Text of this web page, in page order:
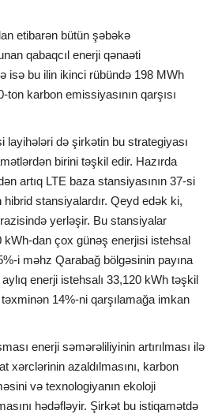
etibarən bütün şəbəkə
qabaqcıl enerji qənaəti
isə bu ilin ikinci rübündə 198 MWh
karbon emissiyasının qarşısı
layihələri də şirkətin bu strategiyası
birini təşkil edir. Hazırda
artıq LTE baza stansiyasının 37-si
hibrid stansiyalardır. Qeyd edək ki,
yerləşir. Bu stansiyalar
kWh-dan çox günəş enerjisi istehsal
i məhz Qarabağ bölgəsinin payına
enerji istehsalı 33,120 kWh təşkil
təxminən 14%-ni qarşılamağa imkan
enerji səmərəliliyinin artırılması ilə
xərclərinin azaldılmasını, karbon
və texnologiyanın ekoloji
hədəfləyir. Şirkət bu istiqamətdə